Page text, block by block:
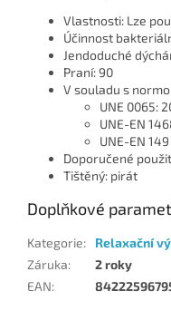
Vlastnosti: Lze
Účinnost
Jendoduché
Praní: 90
V souladu s
UNE 0065:
UNE-EN
UNE-EN 149
Doporučené
Tištěný: pirát
Doplňkové
Kategorie:
Relaxační
Záruka:
2 roky
EAN: